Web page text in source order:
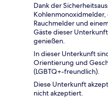
Dank der
Kohlenmonoxidmelder,
Rauchmelder und
Gäste dieser
genießen.
In dieser Unterkunft
Orientierung und
(LGBTQ+-freundlich).
Diese Unterkunft
nicht akzeptiert.